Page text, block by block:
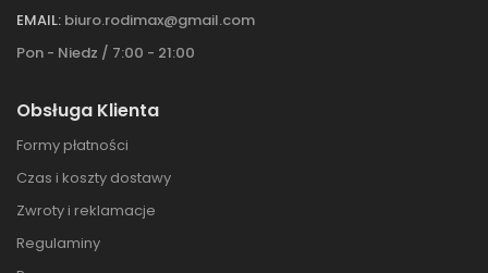
EMAIL: biuro.rodimax@gmail.com
Pon - Niedz / 7:00 - 21:00
Obsługa Klienta
Formy płatności
Czas i koszty dostawy
Zwroty i reklamacje
Regulaminy